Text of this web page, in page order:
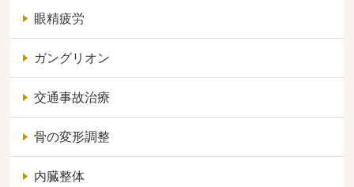
眼精疲労
ガングリオン
交通事故治療
骨の変形調整
内臓整体